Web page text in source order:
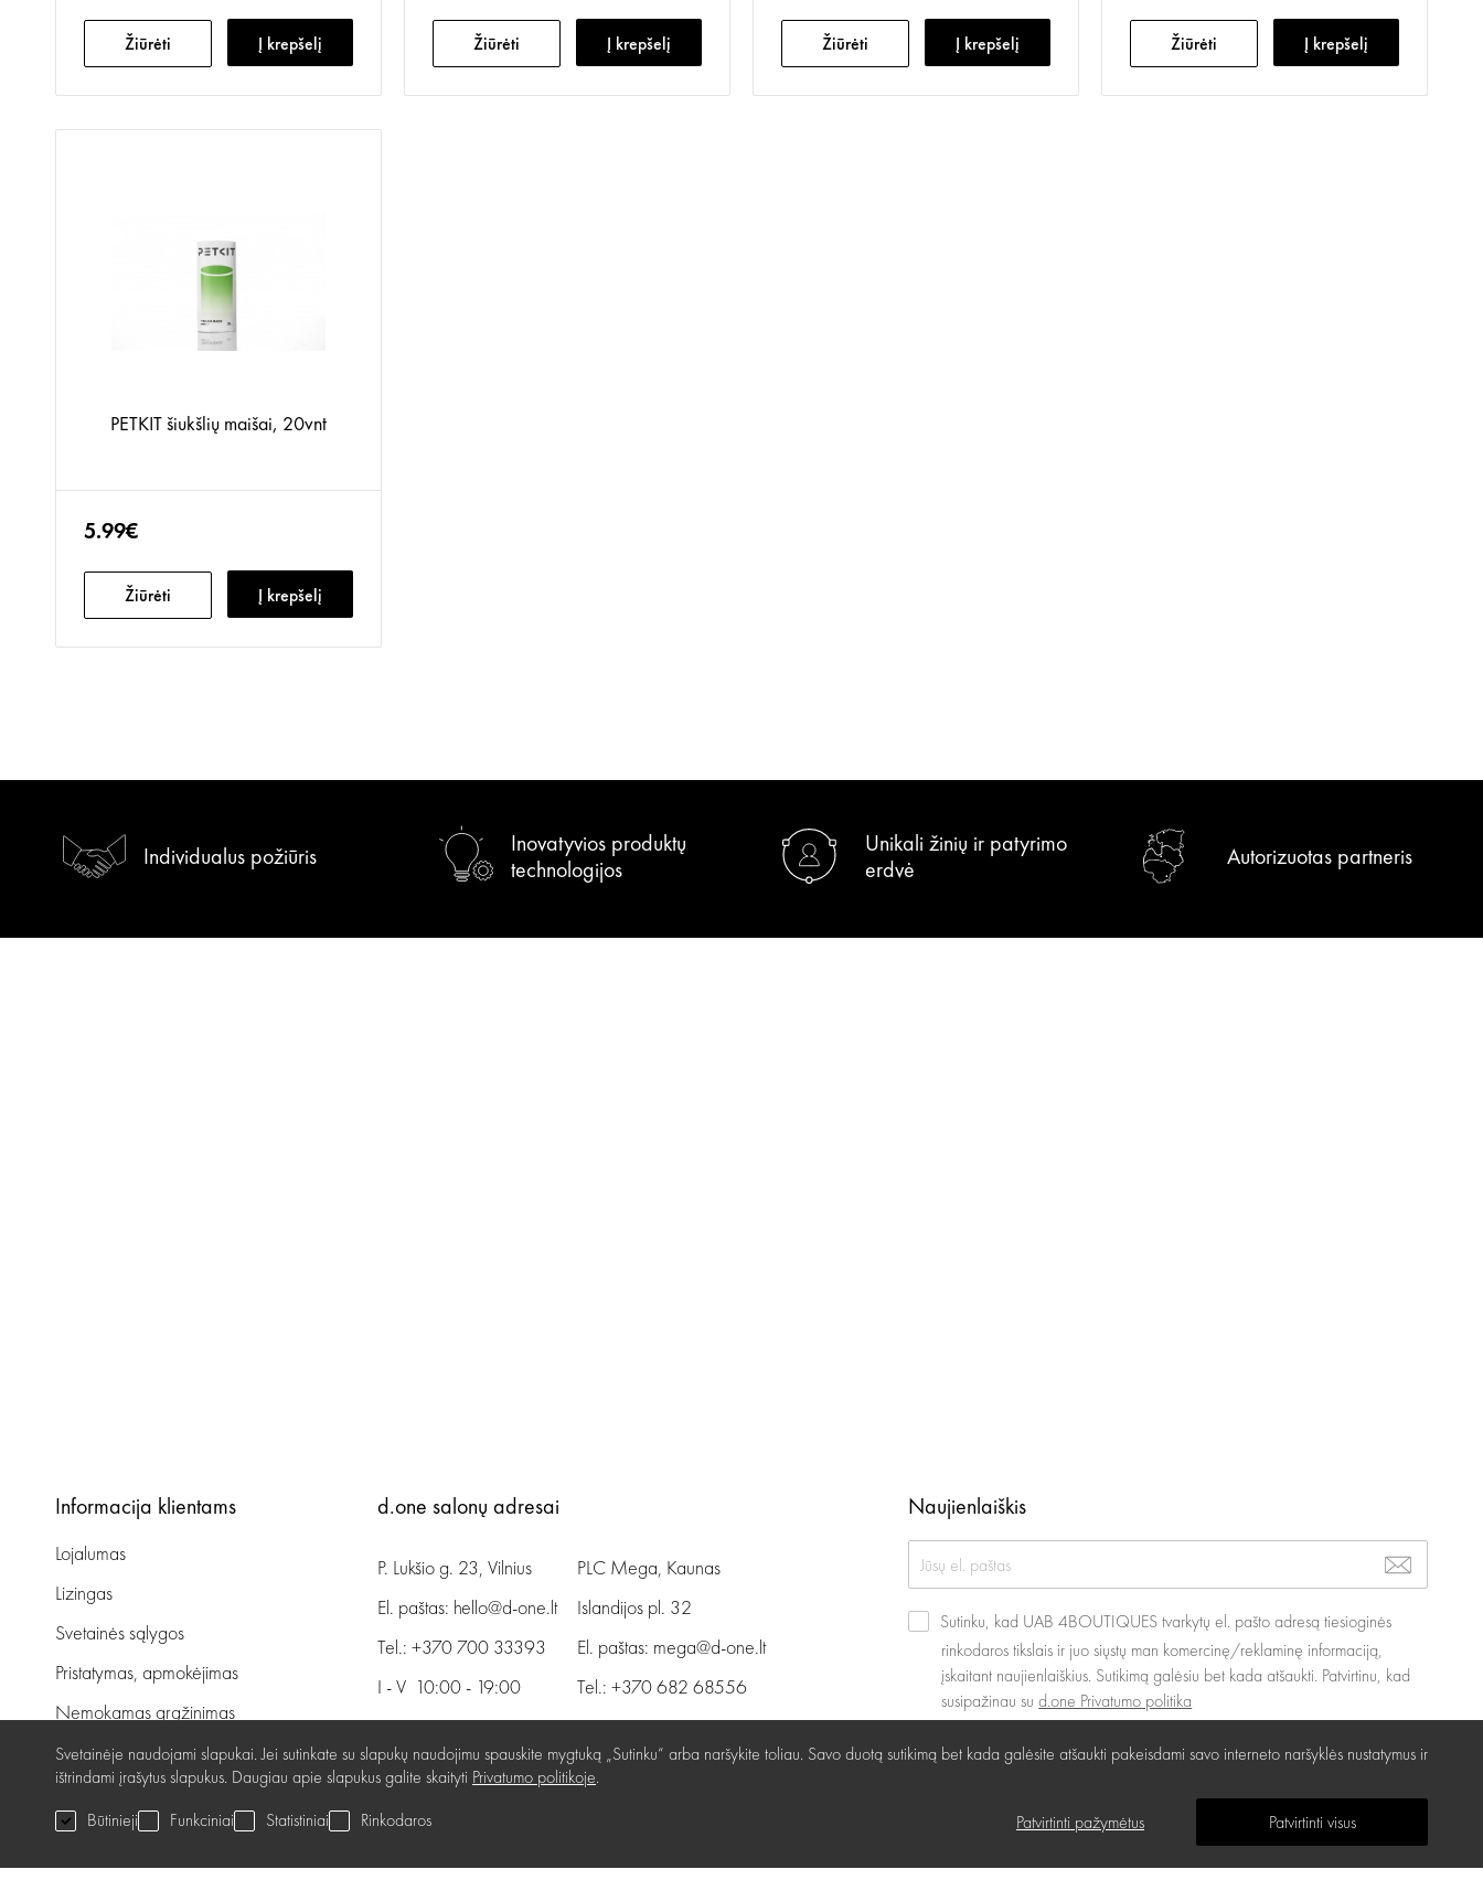
Žiūrėti Į krepšelį Žiūrėti Į krepšelį Žiūrėti Į krepšelį Žiūrėti Į krepšelį
PETKIT šiukšlių maišai, 20vnt
5.99€
Žiūrėti Į krepšelį
Individualus požiūris
Inovatyvios produktų
technologijos
Unikali žinių ir patyrimo
erdvė
Autorizuotas partneris
Informacija klientams
Lojalumas
Lizingas
Svetainės sąlygos
Pristatymas, apmokėjimas
Nemokamas grąžinimas
Prekių kokybės garantija
Dovanų kupono naudojimo taisyklės
Servisas
Privatumo politika
d.one salonų adresai
P. Lukšio g. 23, Vilnius
El. paštas: hello@d-one.lt
Tel.:+370 700 33393
I - V 10:00 - 19:00
VI 10:00 - 16:00
Kaip nuvykti
PLC Mega, Kaunas
Islandijos pl. 32
El. paštas: mega@d-one.lt
Tel.:+370 682 68556
I - VII 10:00 - 21:00
UAB „4Boutiques” rekvizitai›
Naujienlaiškis
Sutinku, kad UAB 4BOUTIQUES tvarkytų el. pašto adresą tiesioginės
rinkodaros tikslais ir juo siųstų man komercinę/reklaminę informaciją,
įskaitant naujienlaiškius. Sutikimą galėsiu bet kada atšaukti. Patvirtinu, kad
susipažinau sud.one Privatumo politika
Svetainėje naudojami slapukai. Jei sutinkate su slapukų naudojimu spauskite mygtuką „Sutinku“ arba naršykite toliau. Savo duotą sutikimą bet kada galėsite atšaukti pakeisdami savo interneto naršyklės nustatymus ir
ištrindami įrašytus slapukus. Daugiau apie slapukus galite skaityti Privatumo politikoje.
Būtinieji
Funkciniai Statistiniai Rinkodaros Patvirtinti pažymėtus Patvirtinti visus